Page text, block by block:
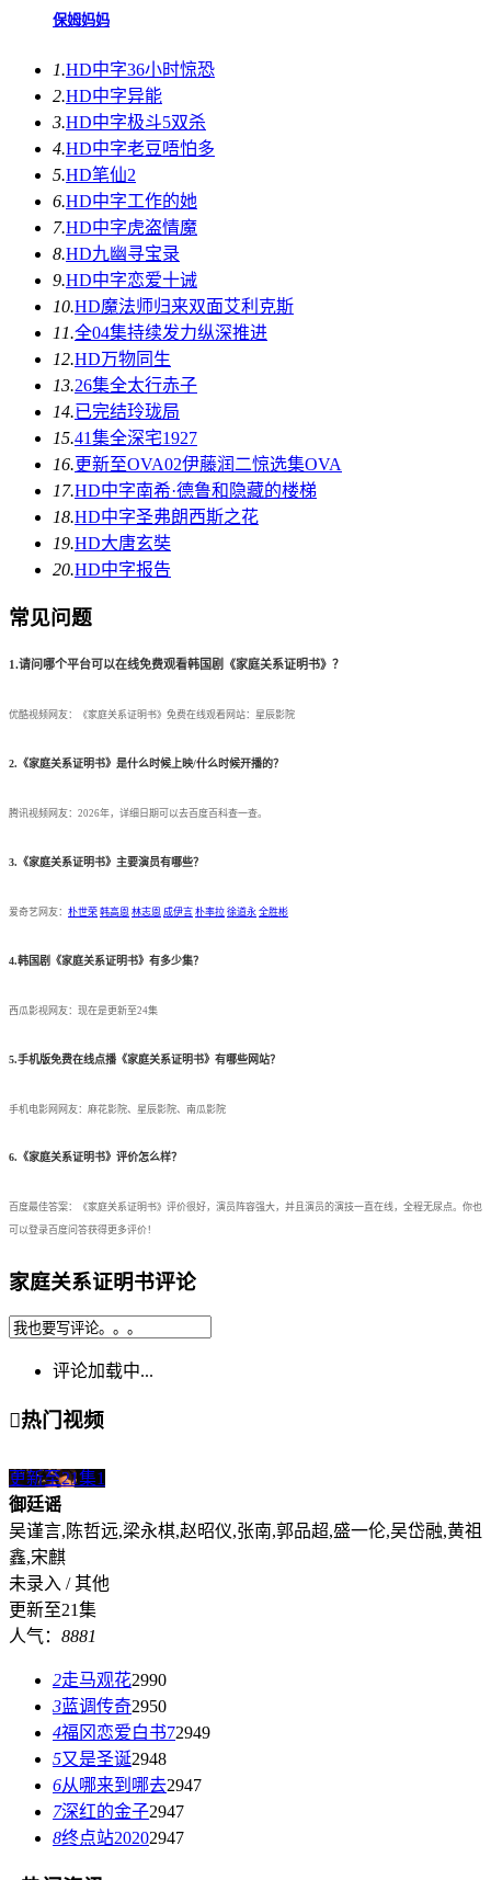
保姆妈妈
1.HD中字36小时惊恐
2.HD中字异能
3.HD中字极斗5双杀
4.HD中字老豆唔怕多
5.HD笔仙2
6.HD中字工作的她
7.HD中字虎盗情魔
8.HD九幽寻宝录
9.HD中字恋爱十诫
10.HD魔法师归来双面艾利克斯
11.全04集持续发力纵深推进
12.HD万物同生
13.26集全太行赤子
14.已完结玲珑局
15.41集全深宅1927
16.更新至OVA02伊藤润二惊选集OVA
17.HD中字南希·德鲁和隐藏的楼梯
18.HD中字圣弗朗西斯之花
19.HD大唐玄奘
20.HD中字报告
常见问题
1.请问哪个平台可以在线免费观看韩国剧《家庭关系证明书》？
优酷视频网友：《家庭关系证明书》免费在线观看网站：星辰影院
2.《家庭关系证明书》是什么时候上映/什么时候开播的？
腾讯视频网友：2026年，详细日期可以去百度百科查一查。
3.《家庭关系证明书》主要演员有哪些？
爱奇艺网友： 朴世荣 韩高恩 林志恩 成伊言 朴率拉 徐道永 全胜彬
4.韩国剧《家庭关系证明书》有多少集？
西瓜影视网友：现在是更新至24集
5.手机版免费在线点播《家庭关系证明书》有哪些网站？
手机电影网网友：麻花影院、星辰影院、南瓜影院
6.《家庭关系证明书》评价怎么样？
百度最佳答案：《家庭关系证明书》评价很好，演员阵容强大，并且演员的演技一直在线，全程无尿点。你也
可以登录百度问答获得更多评价！
家庭关系证明书评论
评论加载中...
热门视频
更新至21集1
御廷谣
吴谨言,陈哲远,梁永棋,赵昭仪,张南,郭品超,盛一伦,吴岱融,黄祖
鑫,宋麒
未录入 / 其他
更新至21集
人气： 8881
2走马观花2990
3蓝调传奇2950
4福冈恋爱白书72949
5又是圣诞2948
6从哪来到哪去2947
7深红的金子2947
8终点站20202947